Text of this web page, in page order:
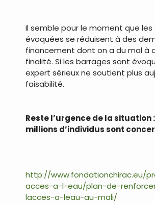
Il semble pour le moment que les
évoquées se réduisent à des
financement dont on a du mal à
finalité. Si les barrages sont
expert sérieux ne soutient plus
faisabilité.
Reste l’urgence de la situation
millions d’individus sont
http://www.fondationchirac.eu/
acces-a-l-eau/plan-de-
lacces-a-leau-au-mali/